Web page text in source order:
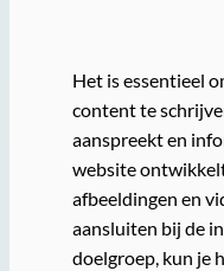
Het is essentieel
content te
aanspreekt en
website
afbeeldingen en
aansluiten bij de
doelgroep, kun je